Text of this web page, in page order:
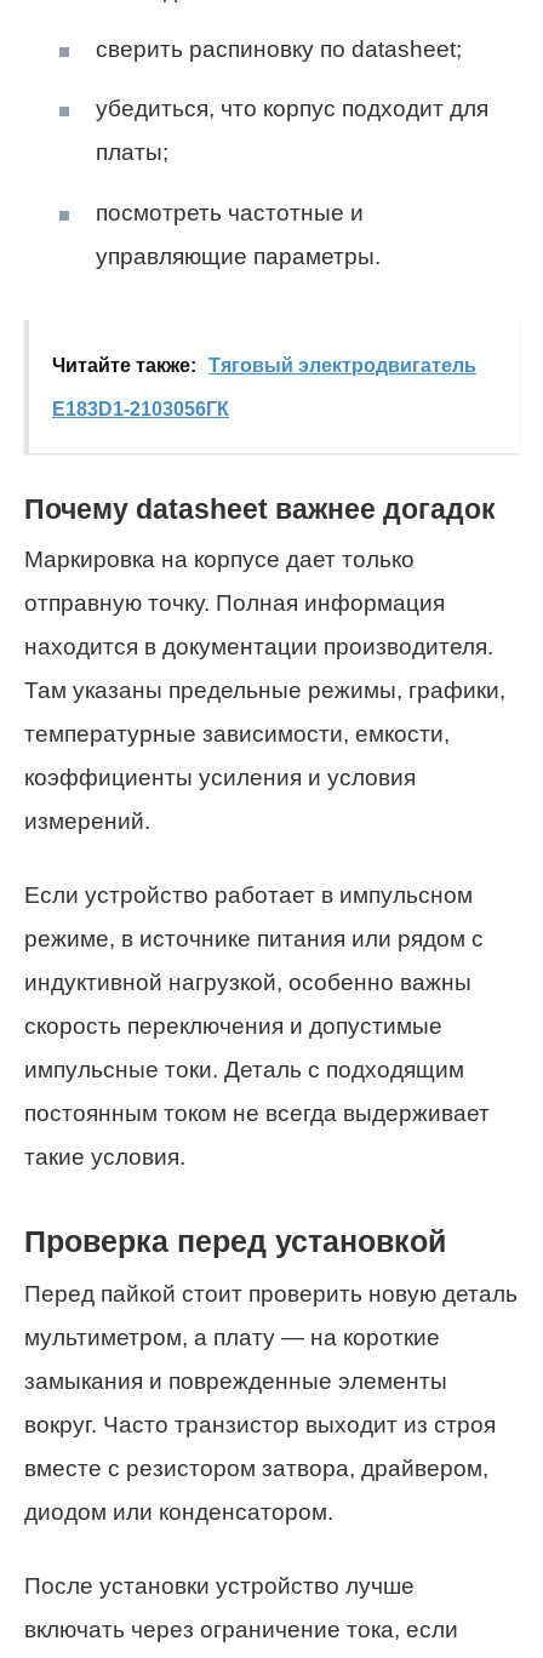
сверить распиновку по datasheet;
убедиться, что корпус подходит для
платы;
посмотреть частотные и
управляющие параметры.
Читайте также: Тяговый электродвигатель
E183D1-2103056ГК
Почему datasheet важнее догадок
Маркировка на корпусе дает только
отправную точку. Полная информация
находится в документации производителя.
Там указаны предельные режимы, графики,
температурные зависимости, емкости,
коэффициенты усиления и условия
измерений.
Если устройство работает в импульсном
режиме, в источнике питания или рядом с
индуктивной нагрузкой, особенно важны
скорость переключения и допустимые
импульсные токи. Деталь с подходящим
постоянным током не всегда выдерживает
такие условия.
Проверка перед установкой
Перед пайкой стоит проверить новую деталь
мультиметром, а плату — на короткие
замыкания и поврежденные элементы
вокруг. Часто транзистор выходит из строя
вместе с резистором затвора, драйвером,
диодом или конденсатором.
После установки устройство лучше
включать через ограничение тока, если